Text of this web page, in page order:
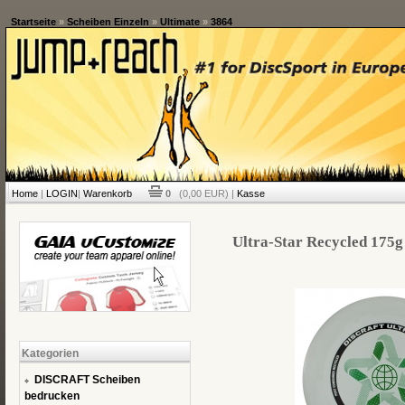
Startseite» Scheiben Einzeln » Ultimate» 3864
Home| LOGIN| Warenkorb 0 (0,00 EUR) | Kasse
Kategorien
DISCRAFT Scheiben
bedrucken
Ultra-Star Recycled